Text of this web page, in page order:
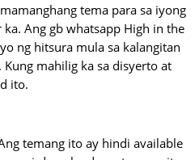
tema para sa iyong
Ang gb whatsapp High in the
ng hitsura mula sa kalangitan
mahilig ka sa disyerto at
ito.
temang ito ay hindi available